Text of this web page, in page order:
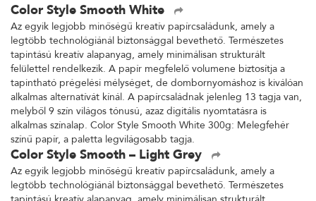
Color Style Smooth White
Az egyik legjobb minőségű kreatív papírcsaládunk, amely a
legtöbb technológiánál biztonsággal bevethető. Természetes
tapintású kreatív alapanyag, amely minimálisan strukturált
felülettel rendelkezik. A papír megfelelő volumene biztosítja a
tapintható prégelési mélységet, de dombornyomáshoz is kiválóan
alkalmas alternatívát kínál. A papírcsaládnak jelenleg 13 tagja van,
melyből 9 szín világos tónusú, azaz digitális nyomtatásra is
alkalmas színalap. Color Style Smooth White 300g: Melegfehér
színű papír, a paletta legvilágosabb tagja.
Color Style Smooth – Light Grey
Az egyik legjobb minőségű kreatív papírcsaládunk, amely a
legtöbb technológiánál biztonsággal bevethető. Természetes